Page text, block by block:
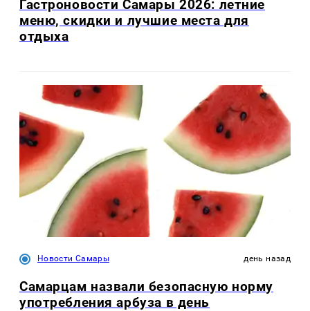
Гастроновости Самары 2026: летние
меню, скидки и лучшие места для
отдыха
Новости Самары день назад
Самарцам назвали безопасную норму
употребления арбуза в день